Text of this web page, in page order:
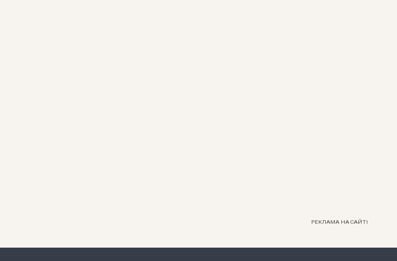
РЕКЛАМА НА САЙТІ